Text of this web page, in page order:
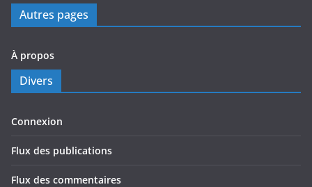
Autres pages
À propos
Divers
Connexion
Flux des publications
Flux des commentaires